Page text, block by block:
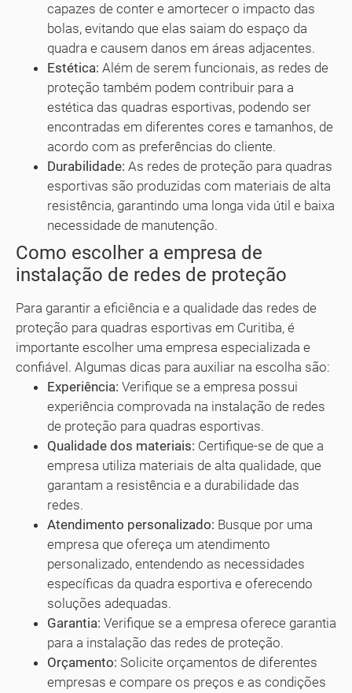
capazes de conter e amortecer o impacto das
bolas, evitando que elas saiam do espaço da
quadra e causem danos em áreas adjacentes.
Estética: Além de serem funcionais, as redes de
proteção também podem contribuir para a
estética das quadras esportivas, podendo ser
encontradas em diferentes cores e tamanhos, de
acordo com as preferências do cliente.
Durabilidade: As redes de proteção para quadras
esportivas são produzidas com materiais de alta
resistência, garantindo uma longa vida útil e baixa
necessidade de manutenção.
Como escolher a empresa de
instalação de redes de proteção
Para garantir a eficiência e a qualidade das redes de
proteção para quadras esportivas em Curitiba, é
importante escolher uma empresa especializada e
confiável. Algumas dicas para auxiliar na escolha são:
Experiência: Verifique se a empresa possui
experiência comprovada na instalação de redes
de proteção para quadras esportivas.
Qualidade dos materiais: Certifique-se de que a
empresa utiliza materiais de alta qualidade, que
garantam a resistência e a durabilidade das
redes.
Atendimento personalizado: Busque por uma
empresa que ofereça um atendimento
personalizado, entendendo as necessidades
específicas da quadra esportiva e oferecendo
soluções adequadas.
Garantia: Verifique se a empresa oferece garantia
para a instalação das redes de proteção.
Orçamento: Solicite orçamentos de diferentes
empresas e compare os preços e as condições